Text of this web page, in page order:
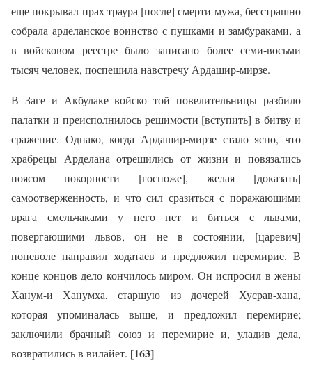
еще покрывал прах траура [после] смерти мужа, бесстрашно
собрала арделанское воинство с пушками и замбураками, а
в войсковом реестре было записано более семи-восьми
тысяч человек, поспешила навстречу Ардашир-мирзе.
В Заге и Акбулаке войско той повелительницы разбило
палатки и преисполнилось решимости [вступить] в битву и
сражение. Однако, когда Ардашир-мирзе стало ясно, что
храбрецы Арделана отрешились от жизни и повязались
поясом покорности [госпоже], желая [доказать]
самоотверженность, и что сил сразиться с поражающими
врага смельчаками у него нет и биться с львами,
повергающими львов, он не в состоянии, [царевич]
поневоле направил ходатаев и предложил перемирие. В
конце концов дело кончилось миром. Он испросил в жены
Ханум-и Ханумха, старшую из дочерей Хусрав-хана,
которая упоминалась выше, и предложил перемирие;
заключили брачный союз и перемирие и, уладив дела,
возвратились в вилайет. [163]